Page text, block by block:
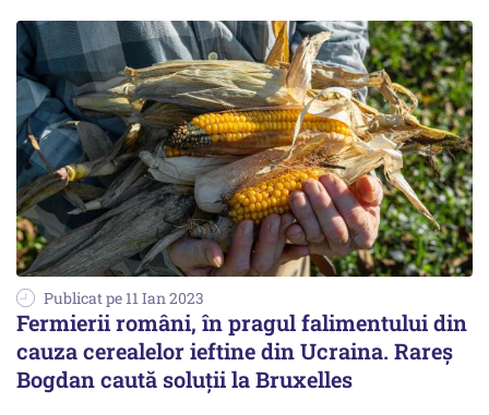
Publicat pe 11 Ian 2023
Fermierii români, în pragul falimentului din
cauza cerealelor ieftine din Ucraina. Rareş
Bogdan caută soluţii la Bruxelles